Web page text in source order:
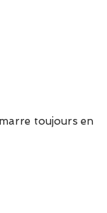
toujours en